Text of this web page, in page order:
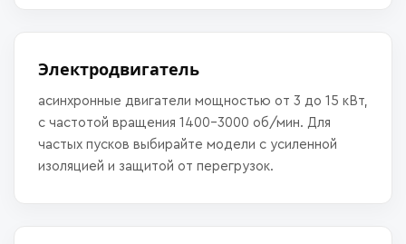
Электродвигатель
асинхронные двигатели мощностью от 3 до 15 кВт,
с частотой вращения 1400–3000 об/мин. Для
частых пусков выбирайте модели с усиленной
изоляцией и защитой от перегрузок.